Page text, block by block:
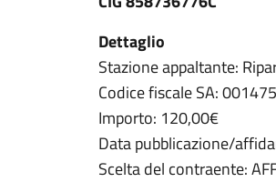
Dettaglio
Stazione appaltante:
Codice fiscale SA:
Importo: 120,00€
Data pubblicazione/
Scelta del contraente: